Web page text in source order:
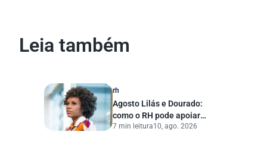
Leia também
rh
Agosto Lilás e Dourado:
como o RH pode apoiar
campanhas de
7 min leitura10, ago. 2026